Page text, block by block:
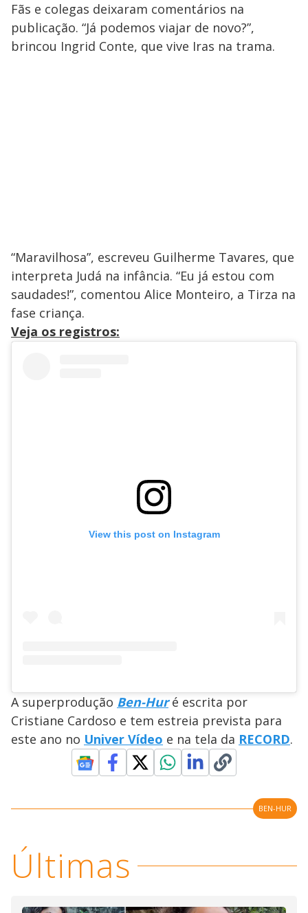
Fãs e colegas deixaram comentários na
publicação. “Já podemos viajar de novo?”,
brincou Ingrid Conte, que vive Iras na trama.
“Maravilhosa”, escreveu Guilherme Tavares, que
interpreta Judá na infância. “Eu já estou com
saudades!”, comentou Alice Monteiro, a Tirza na
fase criança.
Veja os registros:
View this post on Instagram
A superprodução Ben-Huré escrita por
Cristiane Cardoso e tem estreia prevista para
este ano no Univer Vídeo e na tela da RECORD.
BEN-HUR
Últimas